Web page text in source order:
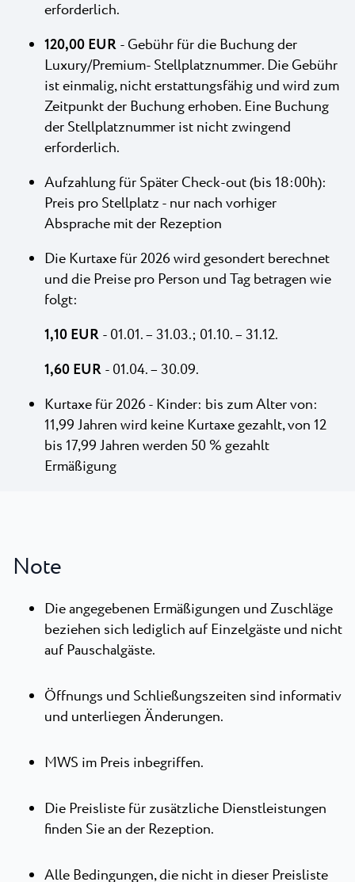
erforderlich.
120,00 EUR- Gebühr für die Buchung der
Luxury/Premium- Stellplatznummer. Die Gebühr
ist einmalig, nicht erstattungsfähig und wird zum
Zeitpunkt der Buchung erhoben. Eine Buchung
der Stellplatznummer ist nicht zwingend
erforderlich.
Aufzahlung für Später Check-out (bis 18:00h):
Preis pro Stellplatz - nur nach vorhiger
Absprache mit der Rezeption
Die Kurtaxe für 2026 wird gesondert berechnet
und die Preise pro Person und Tag betragen wie
folgt:
1,10 EUR- 01.01. – 31.03.; 01.10. – 31.12.
1,60 EUR- 01.04. – 30.09.
Kurtaxe für 2026 - Kinder: bis zum Alter von:
11,99 Jahren wird keine Kurtaxe gezahlt, von 12
bis 17,99 Jahren werden 50 % gezahlt
Ermäßigung
Note
Die angegebenen Ermäßigungen und Zuschläge
beziehen sich lediglich auf Einzelgäste und nicht
auf Pauschalgäste.
Öffnungs und Schließungszeiten sind informativ
und unterliegen Änderungen.
MWS im Preis inbegriffen.
Die Preisliste für zusätzliche Dienstleistungen
finden Sie an der Rezeption.
Alle Bedingungen, die nicht in dieser Preisliste